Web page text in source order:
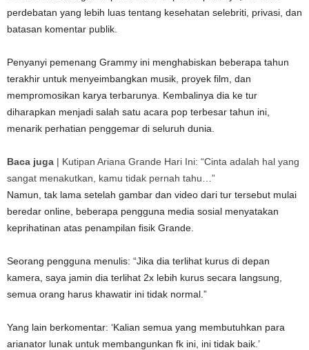
perdebatan yang lebih luas tentang kesehatan selebriti, privasi, dan
batasan komentar publik.
Penyanyi pemenang Grammy ini menghabiskan beberapa tahun
terakhir untuk menyeimbangkan musik, proyek film, dan
mempromosikan karya terbarunya. Kembalinya dia ke tur
diharapkan menjadi salah satu acara pop terbesar tahun ini,
menarik perhatian penggemar di seluruh dunia.
Baca juga | Kutipan Ariana Grande Hari Ini: “Cinta adalah hal yang
sangat menakutkan, kamu tidak pernah tahu…”
Namun, tak lama setelah gambar dan video dari tur tersebut mulai
beredar online, beberapa pengguna media sosial menyatakan
keprihatinan atas penampilan fisik Grande.
Seorang pengguna menulis: “Jika dia terlihat kurus di depan
kamera, saya jamin dia terlihat 2x lebih kurus secara langsung,
semua orang harus khawatir ini tidak normal.”
Yang lain berkomentar: ‘Kalian semua yang membutuhkan para
arianator lunak untuk membangunkan fk ini, ini tidak baik.’